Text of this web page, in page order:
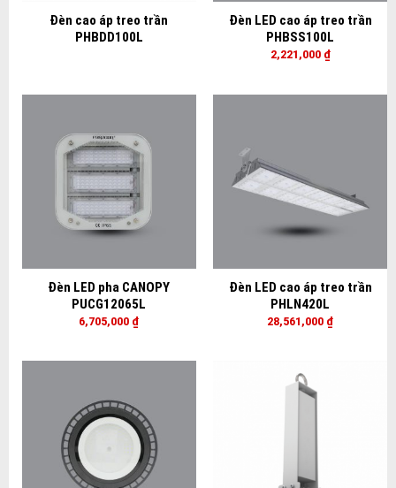
Đèn cao áp treo trần
PHBDD100L
Đèn LED cao áp treo trần
PHBSS100L
2,221,000 ₫
Đèn LED pha CANOPY
PUCG12065L
6,705,000 ₫
Đèn LED cao áp treo trần
PHLN420L
28,561,000 ₫